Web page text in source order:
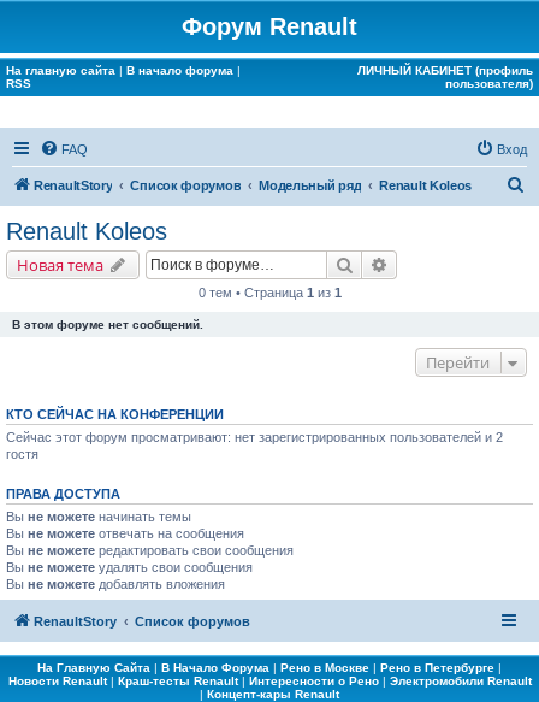
Форум Renault
На главную сайта | В начало форума |
RSS
ЛИЧНЫЙ КАБИНЕТ (профиль
пользователя)
FAQ Вход
RenaultStory Список форумов Модельный ряд Renault Koleos
Renault Koleos
Новая тема Поиск
0 тем • Страница 1 из 1
В этом форуме нет сообщений.
Перейти
КТО СЕЙЧАС НА КОНФЕРЕНЦИИ
Сейчас этот форум просматривают: нет зарегистрированных пользователей и 2
гостя
ПРАВА ДОСТУПА
Вы не можете начинать темы
Вы не можете отвечать на сообщения
Вы не можете редактировать свои сообщения
Вы не можете удалять свои сообщения
Вы не можете добавлять вложения
RenaultStory Список форумов
На Главную Сайта | В Начало Форума | Рено в Москве | Рено в Петербурге |
Новости Renault| Краш-тесты Renault| Интересности о Рено| Электромобили Renault
| Концепт-кары Renault